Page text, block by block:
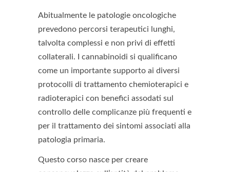
Abitualmente le patologie oncologiche
prevedono percorsi terapeutici lunghi,
talvolta complessi e non privi di effetti
collaterali. I cannabinoidi si qualificano
come un importante supporto ai diversi
protocolli di trattamento chemioterapici e
radioterapici con benefici assodati sul
controllo delle complicanze più frequenti e
per il trattamento dei sintomi associati alla
patologia primaria.
Questo corso nasce per creare